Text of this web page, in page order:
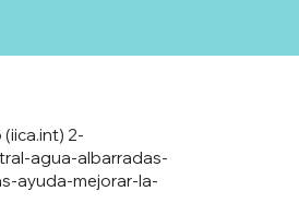
2-
agua-albarradas-
ayuda-mejorar-la-